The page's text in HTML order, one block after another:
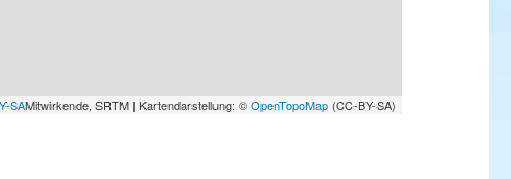
SAMitwirkende, SRTM | Kartendarstellung: ©OpenTopoMap(CC-BY-SA)